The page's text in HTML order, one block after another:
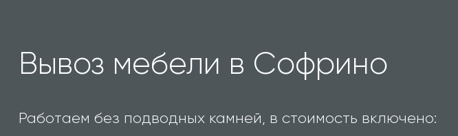
Вывоз мебели в Софрино
Работаем без подводных камней, в стоимость включено: